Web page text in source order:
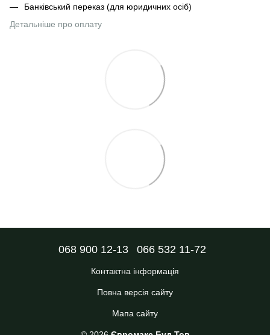
Банківський переказ (для юридичних осіб)
Детальніше про оплату
068 900 12-13 066 532 11-72
Контактна інформація
Повна версія сайту
Мапа сайту